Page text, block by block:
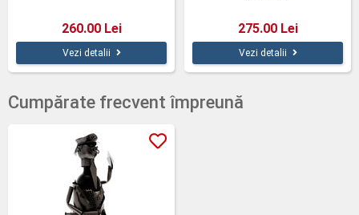
260.00 Lei
Vezi detalii
275.00 Lei
Vezi detalii
Cumpărate frecvent împreună